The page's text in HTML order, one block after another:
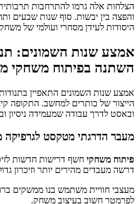
הצלחות אלה גרמו להתרחבות
והפצה בין יבשות. סוף שנות שבעים
היסודות לעידן מסחרי ועולמי של
אמצע שנות השמונים:
השתנה בפיתוח משחקי
אמצע שנות השמונים התאפיין
הייצור של כותרים למחשב. התקופה
ובאסט לדרך עבודה שמעמידה ניסיון
מעבר הדרגתי מטקסט
פיתוח משחקי חשף דרישות חדשות
דרשה מעבדים מהירים יותר וזיכרון
מעצבי חוויית משתמש בנו ממשקים
לפרמטר חשוב בעיצוב משחק.